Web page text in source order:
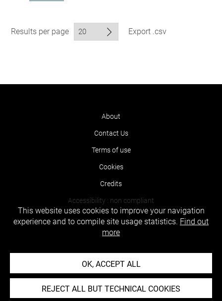
Results per page Export .csv
About
Contact Us
Terms of use
Cookies
Credits
Accessibility : non compliant
This website uses cookies to improve your navigation
experience and to compile site usage statistics. Find out
more
OK, ACCEPT ALL
REJECT ALL BUT TECHNICAL COOKIES